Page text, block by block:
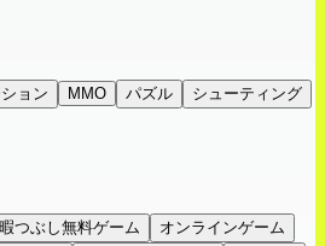
ョン MMO パズル
シューティング
暇つぶし無料ゲーム
オンラインゲーム